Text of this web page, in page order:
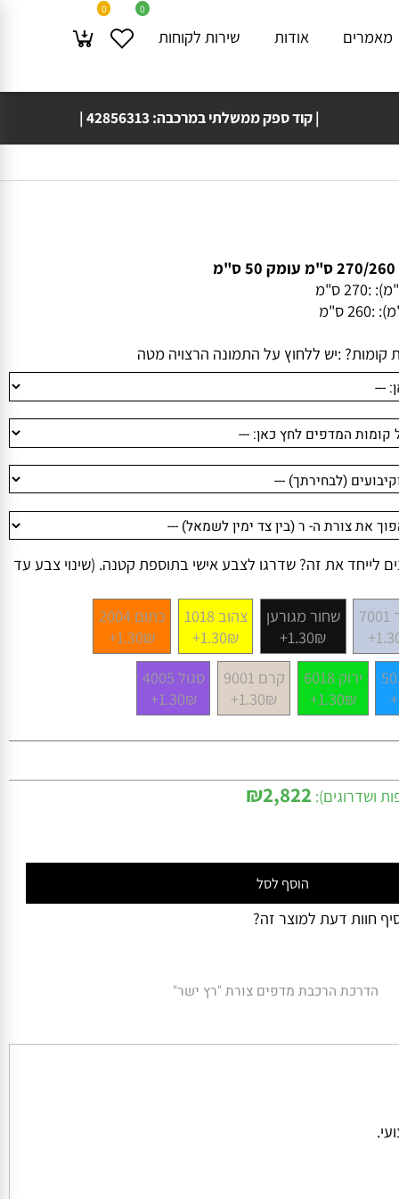
משלוח עד בית 🚚🏠 הלקוח תוך 4 ימי עסקים!
| קוד ספק ממשלתי במרכבה: 42856313 |
0 0
אודות שירות לקוחות
:270 ס"מ
:260 ס"מ
:יש ללחוץ על התמונה הרצויה מטה
שחור מגורען
1.30₪+
צהוב 1018
1.30₪+
כתום 2004
1.30₪+
ירוק 6018
קרם 9001
סגול 4005
הוסף לסל